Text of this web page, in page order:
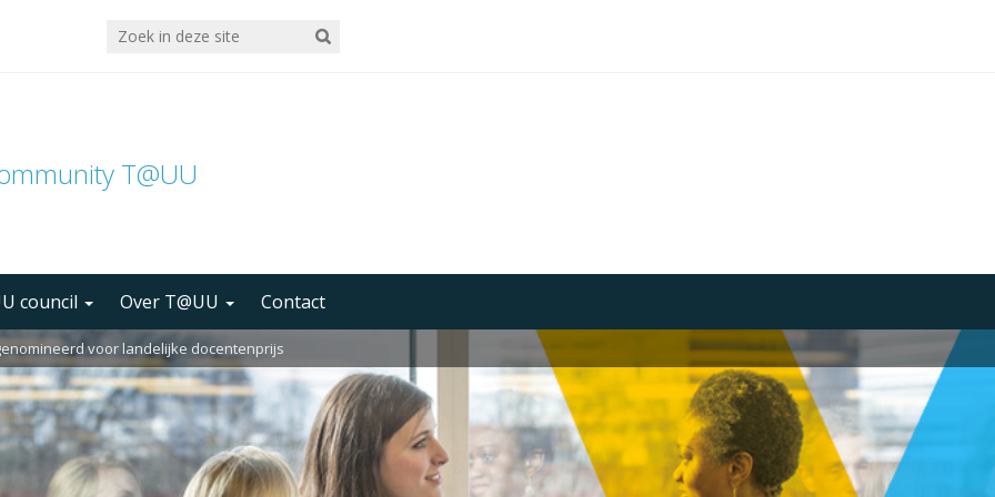
T@UU
council Over T@UU Contact
voor landelijke docentenprijs